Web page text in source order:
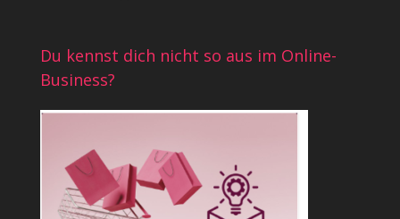
Du kennst dich nicht so aus im Online-
Business?